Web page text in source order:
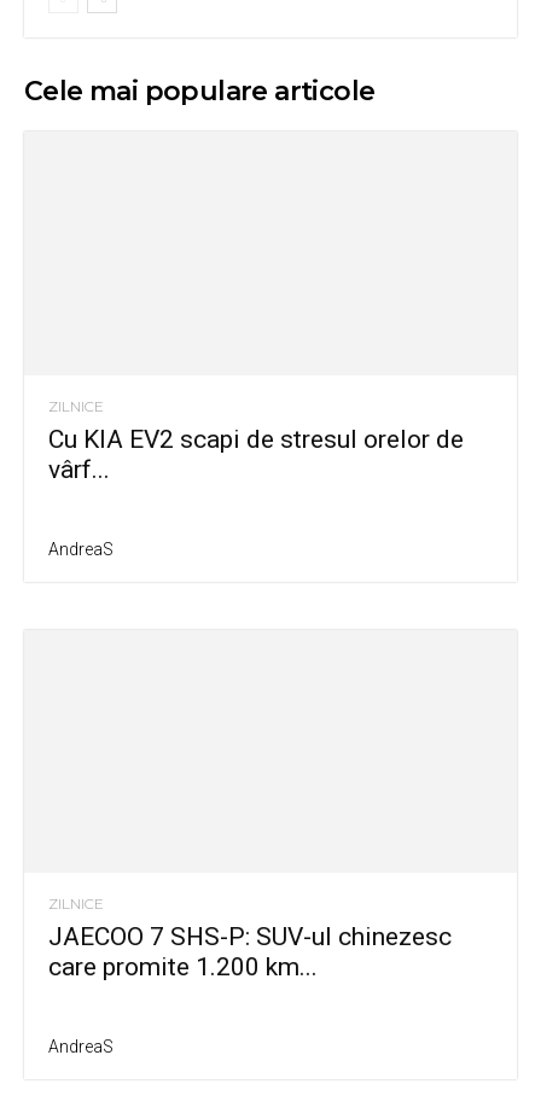
Cele mai populare articole
ZILNICE
Cu KIA EV2 scapi de stresul orelor de
vârf...
AndreaS
ZILNICE
JAECOO 7 SHS-P: SUV-ul chinezesc
care promite 1.200 km...
AndreaS